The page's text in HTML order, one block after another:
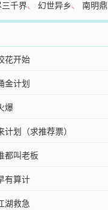
千界、幻世异乡、南明
花开始
金计划
爆
划（求推荐票）
都叫老板
有算计
湖救急